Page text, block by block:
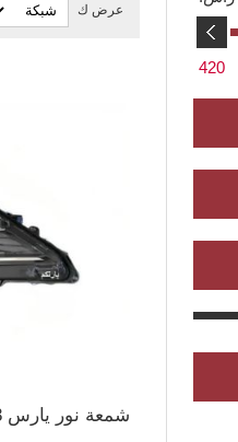
عرض ك
شمعة نور يارس 26/23 ليد RH -XWA
420